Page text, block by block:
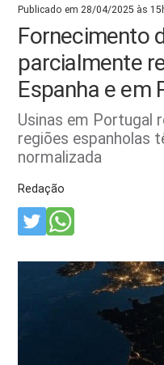
Publicado em 28/04/2025 às
Fornecimento
parcialmente
Espanha e em
Usinas em Portugal
regiões espanholas
normalizada
Redação